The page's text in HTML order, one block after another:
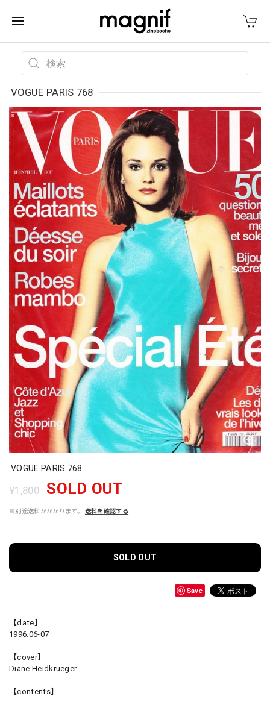
VOGUE PARIS 768
VOGUE PARIS 768
¥1,800 SOLD OUT
※別途送料がかかります。 送料を確認する
SOLD OUT
Save
【date】
1996.06-07
【cover】
Diane Heidkrueger
【contents】